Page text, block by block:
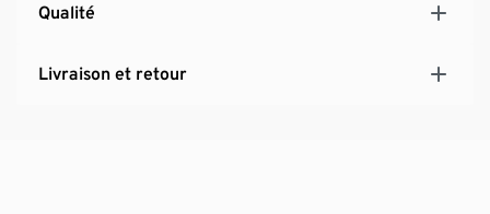
Qualité
Livraison et retour